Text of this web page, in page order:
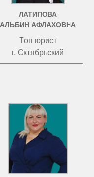
ЛАТИПОВА
АЛЬБИН АФЛАХОВНА
Төп юрист
г. Октябрьский